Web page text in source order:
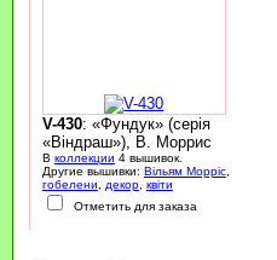
V-430: «Фундук» (серія
«Віндраш»), В. Моррис
В коллекции 4 вышивок.
Другие вышивки: Вільям Морріс,
гобелени
декор, квіти
Отметить для заказа